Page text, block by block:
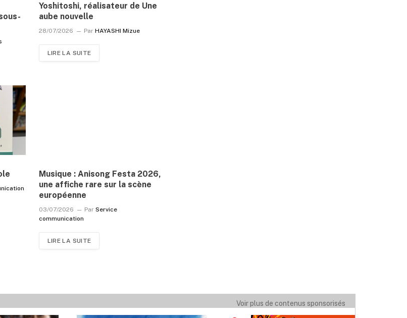
Yoshitoshi, réalisateur de Une
aube nouvelle
28/07/2026 Par HAYASHI Mizue
LIRE LA SUITE
Musique : Anisong Festa 2026,
une affiche rare sur la scène
européenne
03/07/2026 Par Service
communication
LIRE LA SUITE
Voir plus de contenus sponsorisés